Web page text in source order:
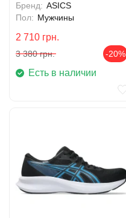
Бренд: ASICS
Пол: Мужчины
2 710 грн.
3 380 грн. -20%
Есть в наличии